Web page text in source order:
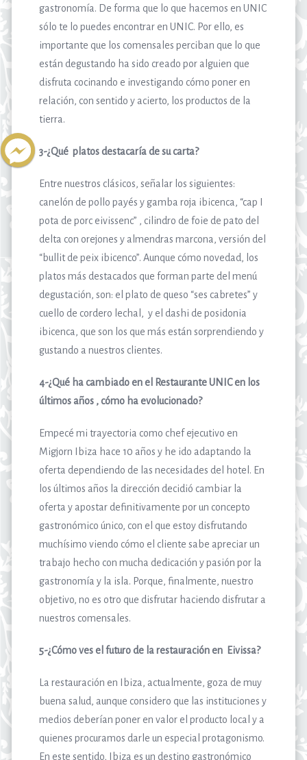
gastronomía. De forma que lo que hacemos en UNIC
sólo te lo puedes encontrar en UNIC. Por ello, es
importante que los comensales perciban que lo que
están degustando ha sido creado por alguien que
disfruta cocinando e investigando cómo poner en
relación, con sentido y acierto, los productos de la
tierra.
3-¿Qué platos destacaría de su carta?
Entre nuestros clásicos, señalar los siguientes:
canelón de pollo payés y gamba roja ibicenca, “cap I
pota de porc eivissenc” , cilindro de foie de pato del
delta con orejones y almendras marcona, versión del
“bullit de peix ibicenco”. Aunque cómo novedad, los
platos más destacados que forman parte del menú
degustación, son: el plato de queso “ses cabretes” y
cuello de cordero lechal, y el dashi de posidonia
ibicenca, que son los que más están sorprendiendo y
gustando a nuestros clientes.
4-¿Qué ha cambiado en el Restaurante UNIC en los
últimos años , cómo ha evolucionado?
Empecé mi trayectoria como chef ejecutivo en
Migjorn Ibiza hace 10 años y he ido adaptando la
oferta dependiendo de las necesidades del hotel. En
los últimos años la dirección decidió cambiar la
oferta y apostar definitivamente por un concepto
gastronómico único, con el que estoy disfrutando
muchísimo viendo cómo el cliente sabe apreciar un
trabajo hecho con mucha dedicación y pasión por la
gastronomía y la isla. Porque, finalmente, nuestro
objetivo, no es otro que disfrutar haciendo disfrutar a
nuestros comensales.
5-¿Cómo ves el futuro de la restauración en Eivissa?
La restauración en Ibiza, actualmente, goza de muy
buena salud, aunque considero que las instituciones y
medios deberían poner en valor el producto local y a
quienes procuramos darle un especial protagonismo.
En este sentido, Ibiza es un destino gastronómico